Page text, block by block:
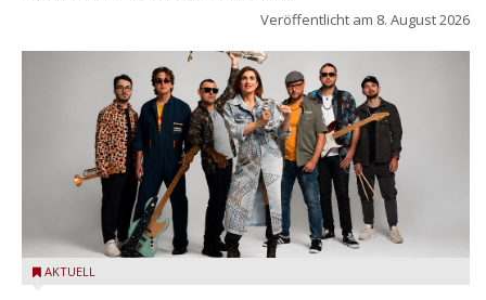
Veröffentlicht am 8. August 2026
Castelnuovo del Garda: Die "Dirotta su Cuba" zu Gast beim
AKTUELL